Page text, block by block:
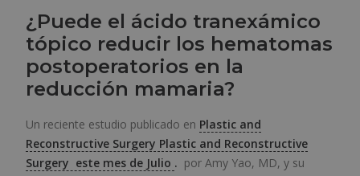
¿Puede el ácido tranexámico
tópico reducir los hematomas
postoperatorios en la
reducción mamaria?
Un reciente estudio publicado en Plastic and
Reconstructive Surgery Plastic and Reconstructive
Surgery este mes de Julio . por Amy Yao, MD, y su